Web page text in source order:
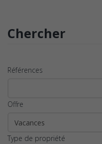
Chercher
Références
Offre
Type de propriété